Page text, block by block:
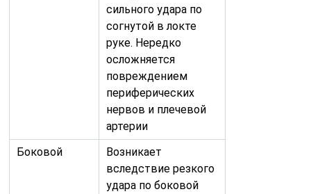
сильного удара по
согнутой в локте
руке. Нередко
осложняется
повреждением
периферических
нервов и плечевой
артерии
Боковой
Возникает
вследствие резкого
удара по боковой